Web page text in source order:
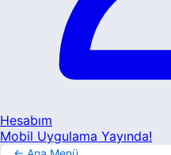
Hesabım
Mobil Uygulama Yayında!